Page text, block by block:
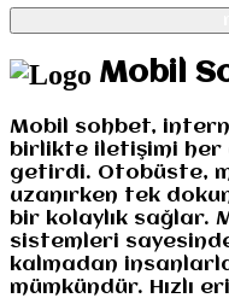
Mobil
Mobil sohbet,
birlikte iletişimi her
getirdi. Otobüste,
uzanırken tek
bir kolaylık sağlar.
sistemleri
kalmadan
mümkündür. Hızlı